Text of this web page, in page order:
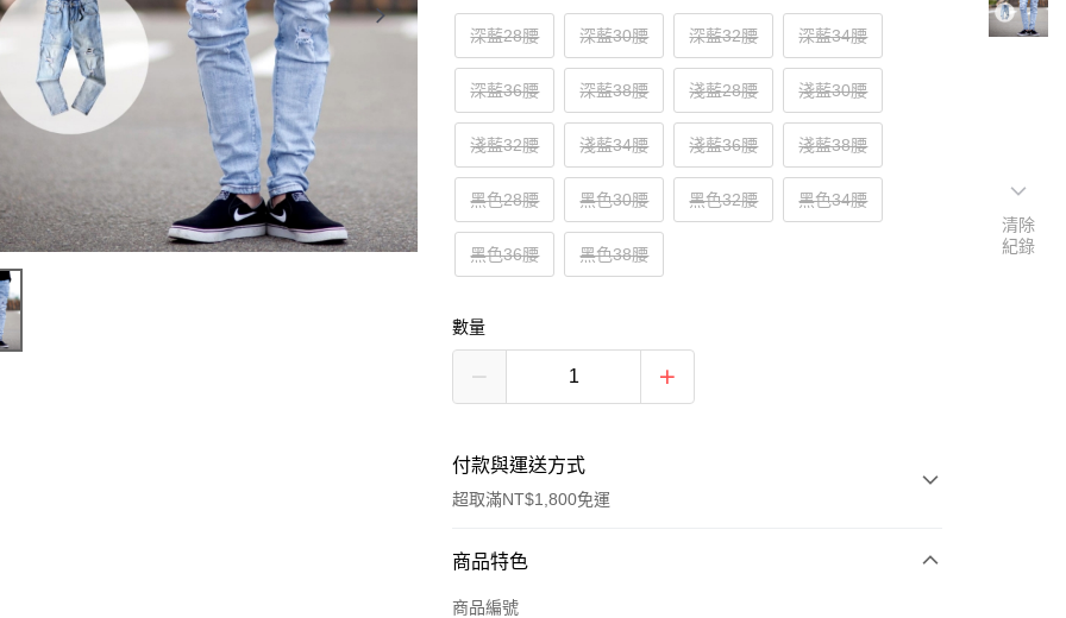
深藍28腰 深藍30腰 深藍32腰 深藍34腰
深藍36腰 深藍38腰 淺藍28腰 淺藍30腰
淺藍32腰 淺藍34腰 淺藍36腰 淺藍38腰
黑色28腰 黑色30腰 黑色32腰 黑色34腰
黑色36腰 黑色38腰
數量
付款與運送方式
超取滿NT$1,800免運
付款方式
信用卡一次付款
商品特色
商品編號
清除
紀錄